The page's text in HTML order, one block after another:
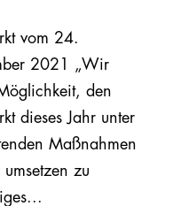
vom 24.
2021 „Wir
den
dieses Jahr unter
Maßnahmen
zu